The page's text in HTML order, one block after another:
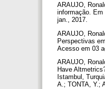
ARAUJO,
informação. Em
jan., 2017.
ARAUJO,
Perspectivas
Acesso em 03
ARAUJO,
Have
Istambul,
A.; TONTA, Y.;